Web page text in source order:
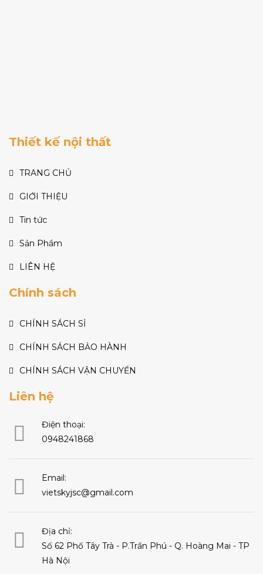
Thiết kế nội thất
TRANG CHỦ
GIỚI THIỆU
Tin tức
Sản Phẩm
LIÊN HỆ
Chính sách
CHÍNH SÁCH SỈ
CHÍNH SÁCH BẢO HÀNH
CHÍNH SÁCH VẬN CHUYỂN
Liên hệ
Điện thoại:
0948241868
Email:
vietskyjsc@gmail.com
Địa chỉ:
Số 62 Phố Tây Trà - P.Trần Phú - Q. Hoàng Mai - TP
Hà Nội